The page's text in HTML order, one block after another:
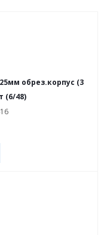
обрез.корпус (3
(6/48)